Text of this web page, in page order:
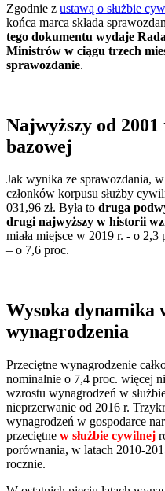
Zgodnie z ustawą o służbie
końca marca składa
tego dokumentu wydaje
Ministrów w ciągu trzech
sprawozdanie.
Najwyższy od
bazowej
Jak wynika ze sprawozdania,
członków korpusu służby
031,96 zł. Była to druga
drugi najwyższy w historii
miała miejsce w 2019 r. - o
– o 7,6 proc.
Wysoka dynamika
wynagrodzenia
Przeciętne wynagrodzenie
nominalnie o 7,4 proc. więcej
wzrostu wynagrodzeń w
nieprzerwanie od 2016 r.
wynagrodzeń w gospodarce
przeciętne w służbie cywilnej
porównania, w latach 2010-
rocznie.